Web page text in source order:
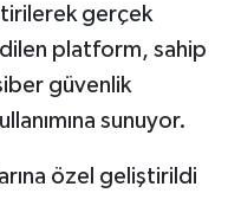
gerçek
platform, sahip
güvenlik
sunuyor.
özel geliştirildi